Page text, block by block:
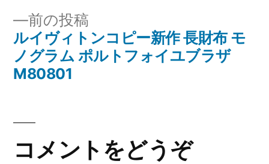
ナ
ビ
ー
シ
前の投稿
の
投
ルイヴィトンコピー新作 長財布 モ
ノグラム ポルトフォイユブラザ
M80801
コメントをどうぞ